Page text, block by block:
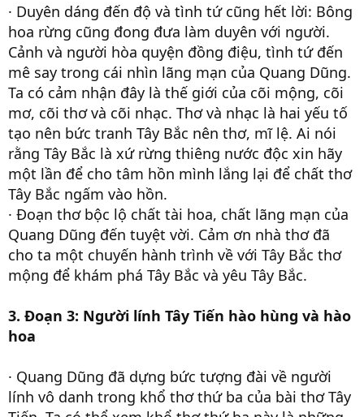
· Duyên dáng đến độ và tình tứ cũng hết lời: Bông
hoa rừng cũng đong đưa làm duyên với người.
Cảnh và người hòa quyện đồng điệu, tình tứ đến
mê say trong cái nhìn lãng mạn của Quang Dũng.
Ta có cảm nhận đây là thế giới của cõi mộng, cõi
mơ, cõi thơ và cõi nhạc. Thơ và nhạc là hai yếu tố
tạo nên bức tranh Tây Bắc nên thơ, mĩ lệ. Ai nói
rằng Tây Bắc là xứ rừng thiêng nước độc xin hãy
một lần để cho tâm hồn mình lắng lại để chất thơ
Tây Bắc ngấm vào hồn.
· Đoạn thơ bộc lộ chất tài hoa, chất lãng mạn của
Quang Dũng đến tuyệt vời. Cảm ơn nhà thơ đã
cho ta một chuyến hành trình về với Tây Bắc thơ
mộng để khám phá Tây Bắc và yêu Tây Bắc.
3. Đoạn 3: Người lính Tây Tiến hào hùng và hào
hoa
· Quang Dũng đã dựng bức tượng đài về người
lính vô danh trong khổ thơ thứ ba của bài thơ Tây